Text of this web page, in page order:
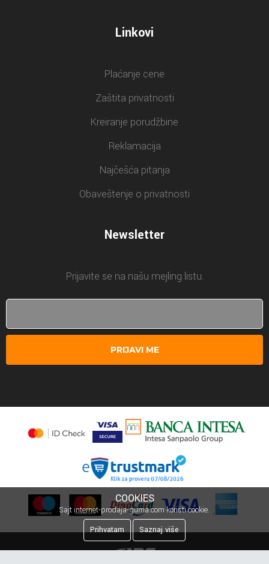
Linkovi
Plaćanje cene
Zaštita privatnosti
Kreiranje porudžbine
Reklamacija
Najčešća pitanja
Obaveštenje o privatnosti
Newsletter
Prijavite se na našu mejling listu.
PRIJAVI ME
COOKIES
Sajt internet-prodaja-guma.com koristi cookie.
Prihvatam
Saznaj više